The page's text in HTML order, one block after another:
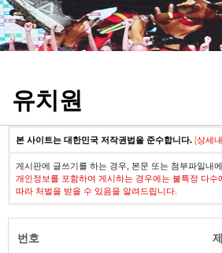
학부모방
정기고사 기출문제
유치원
본 사이트는 대한민국 저작권법을 준수합니다. [상세
게시판에 글쓰기를 하는 경우, 본문 또는 첨부파일내
개인정보를 포함하여 게시하는 경우에는 불특정 다
따라 처벌을 받을 수 있음을 알려드립니다.
번호